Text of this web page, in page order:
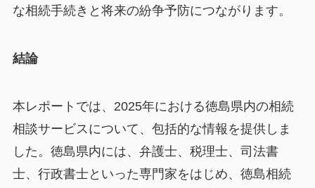
な相続手続きと将来の紛争予防につながります。
結論
本レポートでは、2025年における徳島県内の相続
相談サービスについて、包括的な情報を提供しま
した。徳島県内には、弁護士、税理士、司法書
士、行政書士といった専門家をはじめ、徳島相続